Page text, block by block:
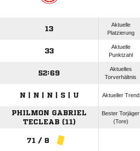
13
Aktuelle
Platzierung
33
Aktuelle
Punktzahl
52:69
Aktuelles
Torverhältnis
N | N | N | S | U Aktueller Trend
PHILMON GABRIEL
TECLEAB (11)
Bester Torjäger
(Tore)
71 / 8